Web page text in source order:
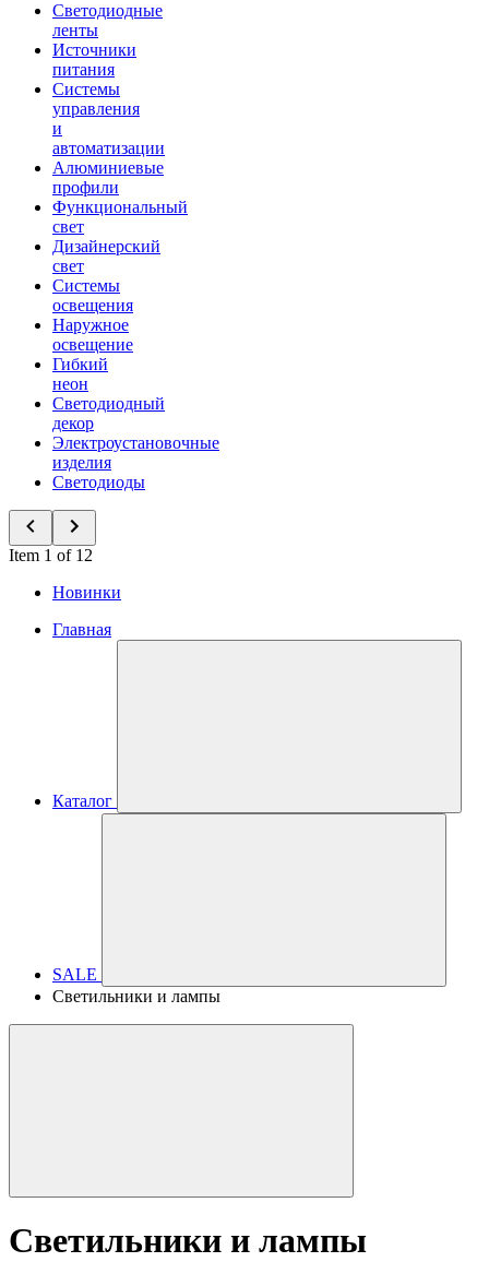
Светодиодные
ленты
Источники
питания
Системы
управления
и
автоматизации
Алюминиевые
профили
Функциональный
свет
Дизайнерский
свет
Системы
освещения
Наружное
освещение
Гибкий
неон
Светодиодный
декор
Электроустановочные
изделия
Светодиоды
Item 1 of 12
Новинки
Главная
Каталог
SALE
Светильники и лампы
Светильники и лампы